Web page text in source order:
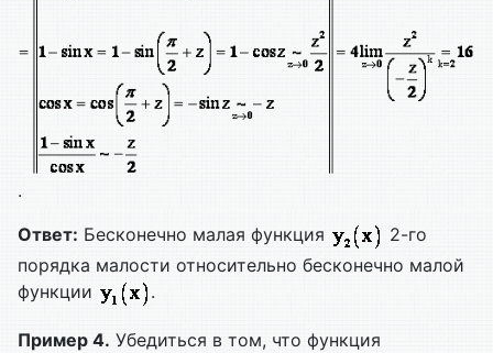
.
Ответ: Бесконечно малая функция
2-го
порядка малости относительно бесконечно малой
функции
.
Пример 4. Убедиться в том, что функция